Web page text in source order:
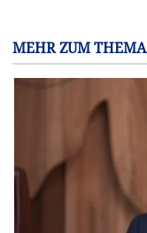
MEHR ZUM THEMA